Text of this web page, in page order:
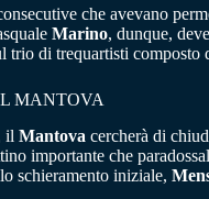
che avevano
Marino, dunque,
trio di trequartisti composto
MANTOVA
il Mantova cercherà di
importante che
schieramento iniziale,